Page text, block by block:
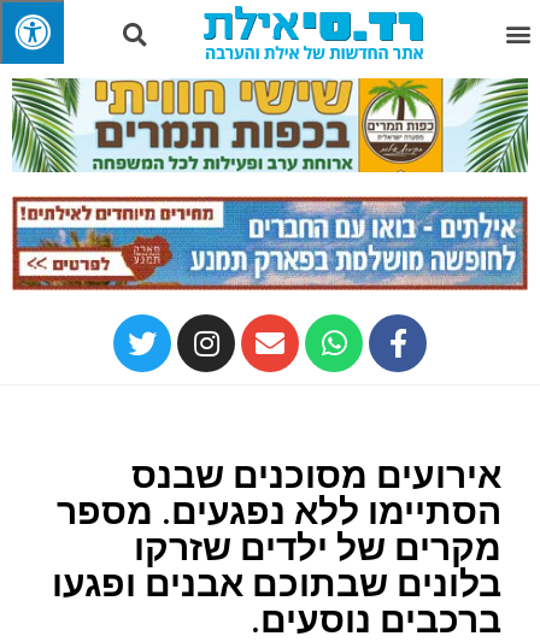
אירועים מסוכנים שבנס
הסתיימו ללא נפגעים. מספר
מקרים של ילדים שזרקו
בלונים שבתוכם אבנים ופגעו
ברכבים נוסעים.